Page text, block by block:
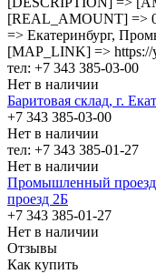
[REAL_AMOUNT] =>
=> Екатеринбург,
[MAP_LINK] => https://
тел: +7 343 385-03-00
Нет в наличии
Баритовая склад, г.
+7 343 385-03-00
Нет в наличии
тел: +7 343 385-01-27
Нет в наличии
Промышленный
проезд 2Б
+7 343 385-01-27
Нет в наличии
Отзывы
Как купить